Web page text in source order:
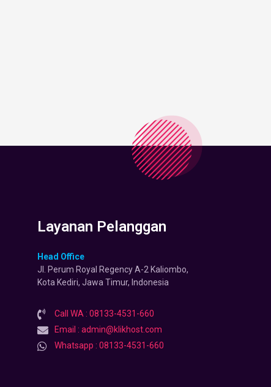
Layanan Pelanggan
Head Office
Jl. Perum Royal Regency A-2 Kaliombo,
Kota Kediri, Jawa Timur, Indonesia
Call WA : 08133-4531-660
Email : admin@klikhost.com
Whatsapp : 08133-4531-660